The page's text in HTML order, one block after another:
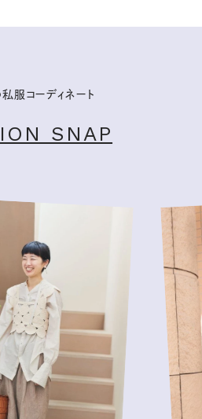
服コーディネート
SNAP